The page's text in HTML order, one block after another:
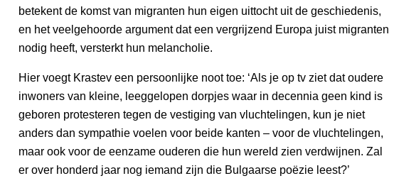
betekent de komst van migranten hun eigen uittocht uit de geschiedenis,
en het veelgehoorde argument dat een vergrijzend Europa juist migranten
nodig heeft, versterkt hun melancholie.
Hier voegt Krastev een persoonlijke noot toe: ‘Als je op tv ziet dat oudere
inwoners van kleine, leeggelopen dorpjes waar in decennia geen kind is
geboren protesteren tegen de vestiging van vluchtelingen, kun je niet
anders dan sympathie voelen voor beide kanten – voor de vluchtelingen,
maar ook voor de eenzame ouderen die hun wereld zien verdwijnen. Zal
er over honderd jaar nog iemand zijn die Bulgaarse poëzie leest?’